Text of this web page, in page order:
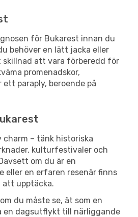
för Bukarest innan du
behöver en lätt jacka eller
skillnad att vara förberedd för
promenadskor,
ett paraply, beroende på
charm – tänk historiska
kulturfestivaler och
om du är en
eller en erfaren resenär finns
upptäcka.
du måste se, ät som en
en dagsutflykt till närliggande